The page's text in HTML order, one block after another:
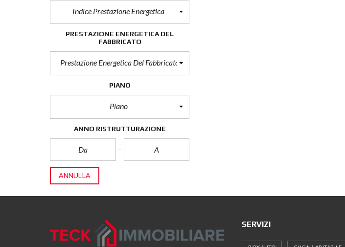
Indice Prestazione Energetica
PRESTAZIONE ENERGETICA DEL
FABBRICATO
Prestazione Energetica Del Fabbricato
PIANO
Piano
ANNO RISTRUTTURAZIONE
ANNULLA
SERVIZI